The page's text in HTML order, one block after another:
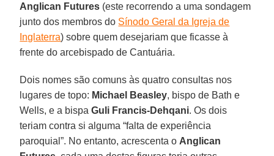
Anglican Futures (este recorrendo a uma sondagem
junto dos membros do Sínodo Geral da Igreja de
Inglaterra) sobre quem desejariam que ficasse à
frente do arcebispado de Cantuária.
Dois nomes são comuns às quatro consultas nos
lugares de topo: Michael Beasley, bispo de Bath e
Wells, e a bispaGuli Francis-Dehqani. Os dois
teriam contra si alguma “falta de experiência
paroquial”. No entanto, acrescenta o Anglican